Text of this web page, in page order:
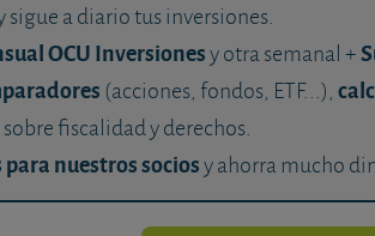
sigue a diario tus inversiones.
OCU Inversionesy otra semanal +
(acciones, fondos, ETF...),
sobre fiscalidad y derechos.
nuestros sociosy ahorra mucho